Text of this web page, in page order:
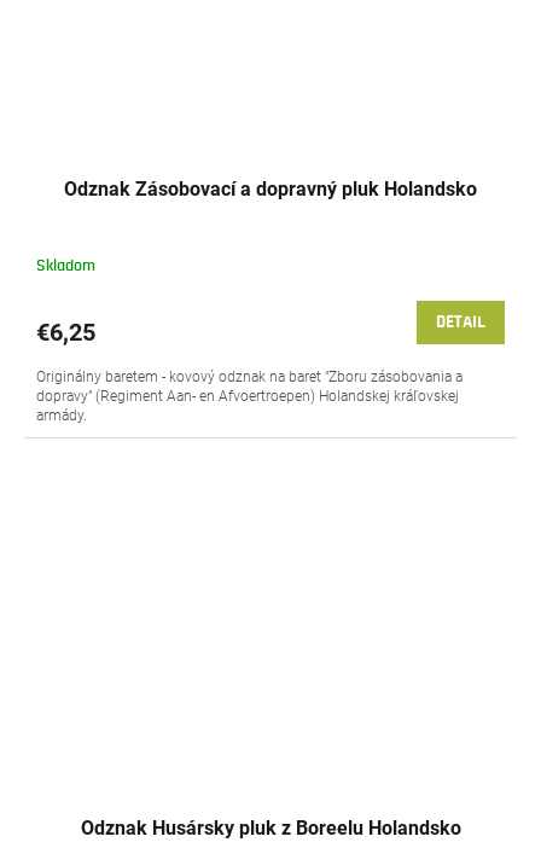
Odznak Zásobovací a dopravný pluk Holandsko
Skladom
€6,25 DETAIL
Originálny baretem - kovový odznak na baret "Zboru zásobovania a
dopravy" (Regiment Aan- en Afvoertroepen) Holandskej kráľovskej
armády.
Odznak Husársky pluk z Boreelu Holandsko